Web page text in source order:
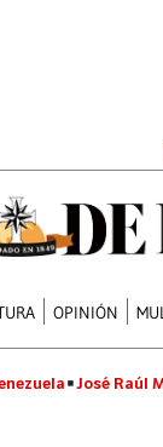
OPINIÓN
José Raúl